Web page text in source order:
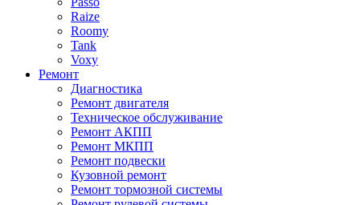
Raize
Roomy
Tank
Voxy
Ремонт
Диагностика
Ремонт двигателя
Техническое обслуживание
Ремонт АКПП
Ремонт МКПП
Ремонт подвески
Кузовной ремонт
Ремонт тормозной системы